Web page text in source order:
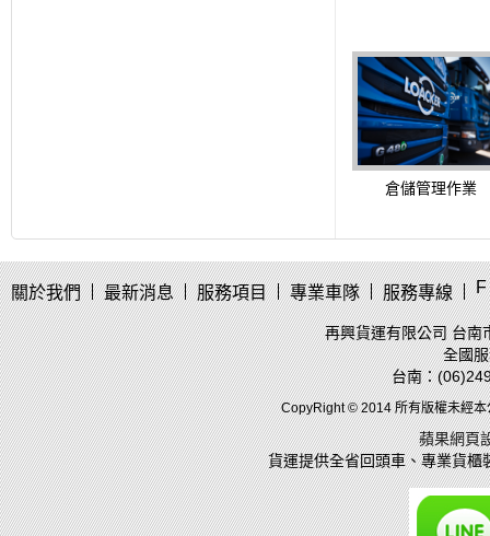
倉儲管理作業
關於我們 最新消息 服務項目 專業車隊 服務專線 F
再興貨運有限公司 台南
全國
台南：
CopyRight © 2014 所有版權未經本
蘋果網頁
貨運提供全省回頭車、專業貨櫃